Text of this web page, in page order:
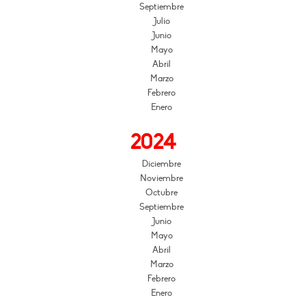
Septiembre
Julio
Junio
Mayo
Abril
Marzo
Febrero
Enero
2024
Diciembre
Noviembre
Octubre
Septiembre
Junio
Mayo
Abril
Marzo
Febrero
Enero